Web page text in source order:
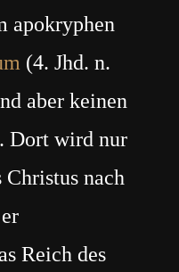
apokryphen
(4. Jhd. n.
aber keinen
Dort wird nur
Christus nach
Reich des